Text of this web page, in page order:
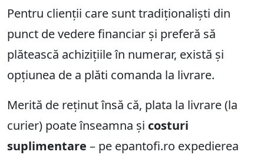
Pentru clienții care sunt tradiționaliști din
punct de vedere financiar și preferă să
plătească achizițiile în numerar, există și
opțiunea de a plăti comanda la livrare.
Merită de reținut însă că, plata la livrare (la
curier) poate înseamna și costuri
suplimentare – pe epantofi.ro expedierea